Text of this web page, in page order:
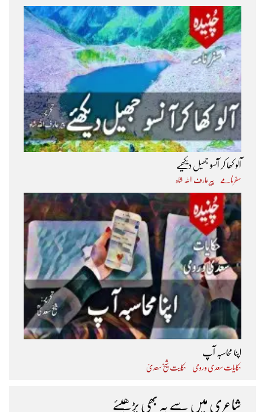
آلو کھا کر آنسو جھیل دیکھیے
سفرنامے پیر عارف اﷲ شاہ
اپنا محاسبہ آپ
حکایات سعدی و رومی حکایت شیخ سعدیؒ
شاعری میں سے یہ بھی پڑھیئے